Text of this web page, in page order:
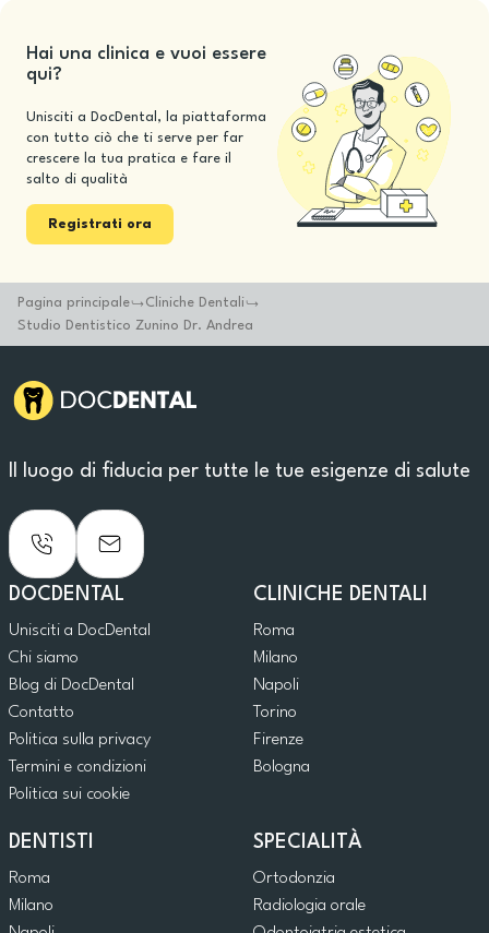
Hai una clinica e vuoi essere
qui?
Unisciti a DocDental, la piattaforma
con tutto ciò che ti serve per far
crescere la tua pratica e fare il
salto di qualità
Registrati ora
Pagina principale
Cliniche Dentali
Studio Dentistico Zunino Dr. Andrea
Il luogo di fiducia per tutte le tue esigenze di salute
DOCDENTAL
Unisciti a DocDental
Chi siamo
Blog di DocDental
Contatto
Politica sulla privacy
Termini e condizioni
Politica sui cookie
CLINICHE DENTALI
Roma
Milano
Napoli
Torino
Firenze
Bologna
DENTISTI
Roma
Milano
SPECIALITÀ
Ortodonzia
Radiologia orale